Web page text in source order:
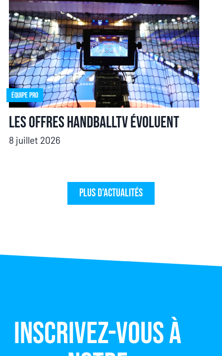
Équipe pro
Les offres HandballTV évoluent
8 juillet 2026
Plus d'actualités
Inscrivez-vous à